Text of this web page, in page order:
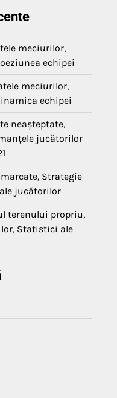
meciurilor,
echipei
meciurilor,
echipei
neașteptate,
jucătorilor
Strategie
jucătorilor
terenului propriu,
Statistici ale